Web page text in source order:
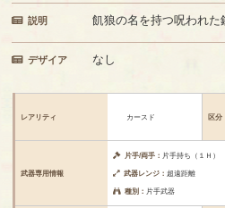
説明 飢狼の名を持つ呪われた
デザイア なし
レアリティ カースド 区分
武器専用情報
片手/両手： 片手持ち（１Ｈ）
武器レンジ：超遠距離
種別： 片手武器